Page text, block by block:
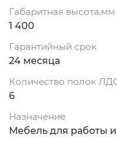
Габаритная высота,мм
1 400
Гарантийный срок
24 месяца
Количество полок
6
Назначение
Мебель для работы